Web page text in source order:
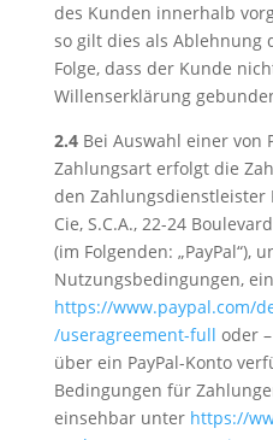
des Kunden innerhalb
so gilt dies als Ablehnung
Folge, dass der Kunde
Willenserklärung
2.4Bei Auswahl einer von
Zahlungsart erfolgt die
den Zahlungsdienstleister
Cie, S.C.A., 22-24
(im Folgenden: „PayPal“),
Nutzungsbedingungen,
https://www.paypal.com/
/useragreement-full oder
über ein PayPal-Konto
Bedingungen für
einsehbar unter https://